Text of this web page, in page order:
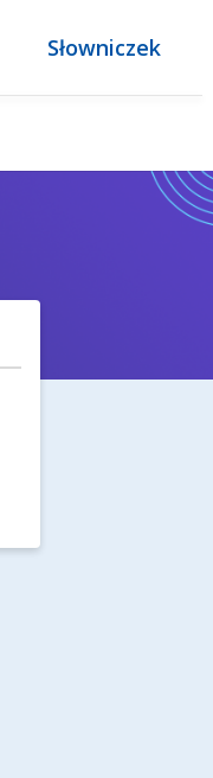
Słowniczek